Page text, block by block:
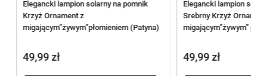
Elegancki lampion solarny na pomnik
Krzyż Ornament z
migającym”żywym”płomieniem (Patyna)
49,99zł
Elegancki lampion
Srebrny Krzyż
migającym”żywym”
49,99zł